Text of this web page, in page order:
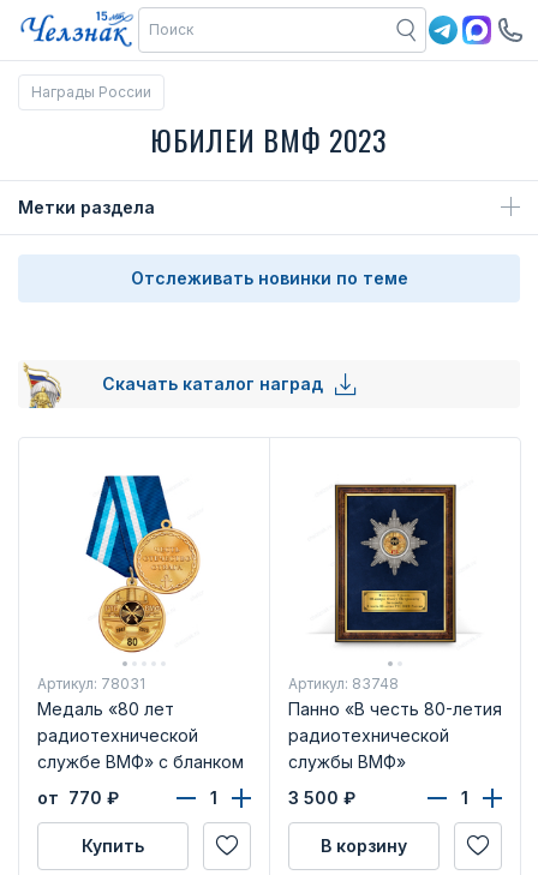
Награды России
ЮБИЛЕИ ВМФ 2023
Метки раздела
Отслеживать новинки по теме
Скачать каталог наград
Артикул: 78031
Медаль «80 лет
радиотехнической
службе ВМФ» с бланком
удостоверения
от 770 ₽
Купить
Артикул: 83748
Панно «В честь 80-летия
радиотехнической
службы ВМФ»
3 500 ₽
В корзину